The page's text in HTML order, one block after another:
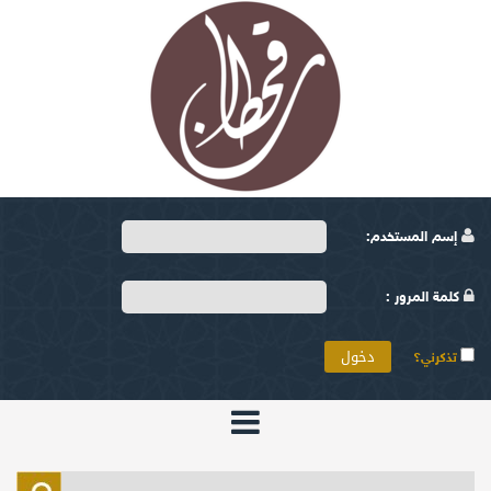
إسم المستخدم:
كلمة المرور :
تذكرني؟